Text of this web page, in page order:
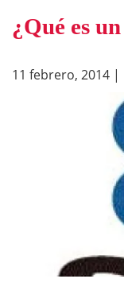
¿Qué es
11 febrero, 2014 |